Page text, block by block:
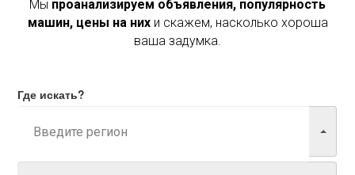
Мы проанализируем объявления, популярность
машин, цены на нихи скажем, насколько хороша
ваша задумка.
Где искать?